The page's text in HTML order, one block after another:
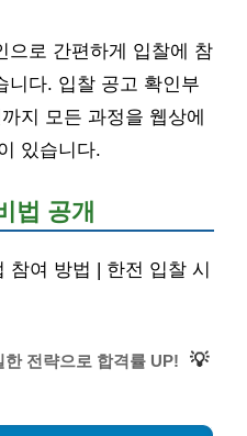
으로 간편하게 입찰에 참
니다. 입찰 공고 확인부
지 모든 과정을 웹상에
있습니다.
법 공개
참여 방법 | 한전 입찰 시
전략으로 합격률 UP! 💡